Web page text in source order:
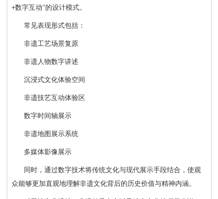
+数字互动”的设计模式。
常见表现形式包括：
非遗工艺场景复原
非遗人物数字讲述
沉浸式文化体验空间
非遗技艺互动体验区
数字时间轴展示
非遗地图展示系统
多媒体影像展示
同时，通过数字技术将传统文化与现代展示手段结合，使观
众能够更加直观地理解非遗文化背后的历史价值与精神内涵。